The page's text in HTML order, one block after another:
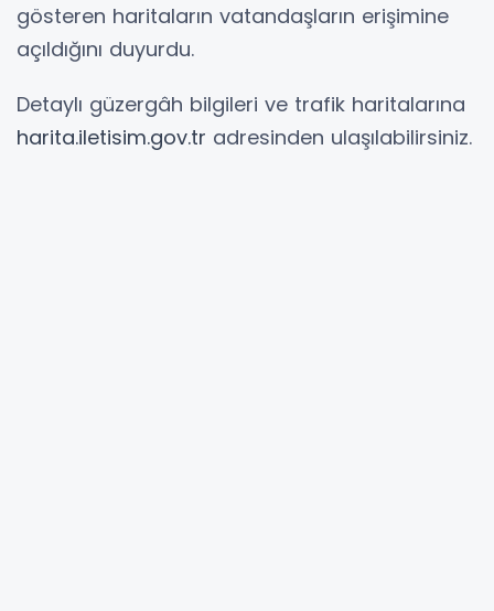
gösteren haritaların vatandaşların erişimine
açıldığını duyurdu.
Detaylı güzergâh bilgileri ve trafik haritalarına
harita.iletisim.gov.tr adresinden ulaşılabilirsiniz.